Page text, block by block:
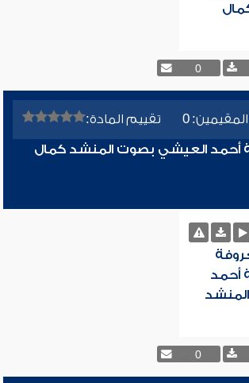
0
0 تقييم المادة:
أحمد العيشي بصوت المنشد كمال
أحمد
0